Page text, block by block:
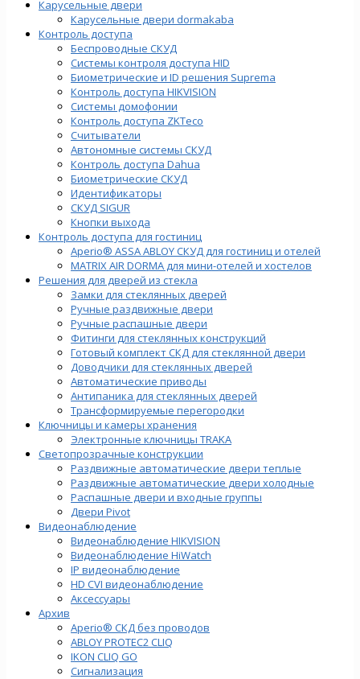
Карусельные двери
Карусельные двери dormakaba
Контроль доступа
Беспроводные СКУД
Системы контроля доступа HID
Биометрические и ID решения Suprema
Контроль доступа HIKVISION
Системы домофонии
Контроль доступа ZKTeco
Считыватели
Автономные системы СКУД
Контроль доступа Dahua
Биометрические СКУД
Идентификаторы
СКУД SIGUR
Кнопки выхода
Контроль доступа для гостиниц
Aperio® ASSA ABLOY СКУД для гостиниц и отелей
MATRIX AIR DORMA для мини-отелей и хостелов
Решения для дверей из стекла
Замки для стеклянных дверей
Ручные раздвижные двери
Ручные распашные двери
Фитинги для стеклянных конструкций
Готовый комплект СКД для стеклянной двери
Доводчики для стеклянных дверей
Автоматические приводы
Антипаника для стеклянных дверей
Трансформируемые перегородки
Ключницы и камеры хранения
Электронные ключницы TRAKA
Светопрозрачные конструкции
Раздвижные автоматические двери теплые
Раздвижные автоматические двери холодные
Распашные двери и входные группы
Двери Pivot
Видеонаблюдение
Видеонаблюдение HIKVISION
Видеонаблюдение HiWatch
IP видеонаблюдение
HD CVI видеонаблюдение
Аксессуары
Архив
Aperio® СКД без проводов
ABLOY PROTEC2 CLIQ
IKON CLIQ GO
Сигнализация